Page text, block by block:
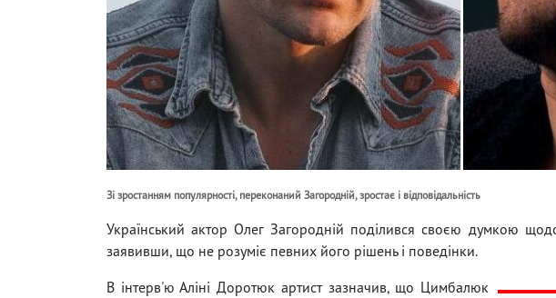
Зі зростанням популярності, переконаний Загородній, зростає і відповідальність
Український актор Олег Загородній поділився своєю думкою
заявивши, що не розуміє певних його рішень і поведінки.
В інтерв'ю Аліні Доротюк артист зазначив, що Цимбалюк